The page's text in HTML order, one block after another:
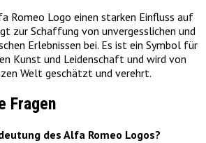
Romeo Logo einen starken Einfluss auf
zur Schaffung von unvergesslichen und
Erlebnissen bei. Es ist ein Symbol für
Kunst und Leidenschaft und wird von
Welt geschätzt und verehrt.
Fragen
des Alfa Romeo Logos?